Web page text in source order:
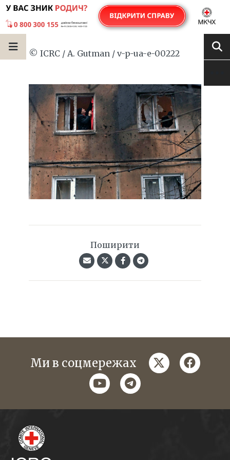
© ICRC / A. Gutman / v-p-ua-e-00222
Поширити
Ми в соцмережах twitter
youtubetelegram